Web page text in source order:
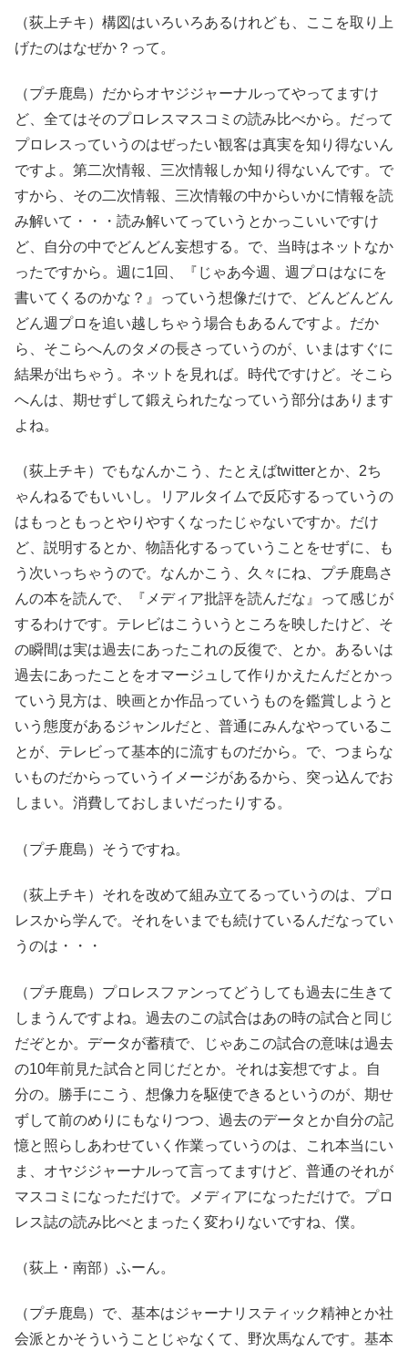
（荻上チキ）構図はいろいろあるけれども、ここを取り上
げたのはなぜか？って。
（プチ鹿島）だからオヤジジャーナルってやってますけ
ど、全てはそのプロレスマスコミの読み比べから。だって
プロレスっていうのはぜったい観客は真実を知り得ないん
ですよ。第二次情報、三次情報しか知り得ないんです。で
すから、その二次情報、三次情報の中からいかに情報を読
み解いて・・・読み解いてっていうとかっこいいですけ
ど、自分の中でどんどん妄想する。で、当時はネットなか
ったですから。週に1回、『じゃあ今週、週プロはなにを
書いてくるのかな？』っていう想像だけで、どんどんどん
どん週プロを追い越しちゃう場合もあるんですよ。だか
ら、そこらへんのタメの長さっていうのが、いまはすぐに
結果が出ちゃう。ネットを見れば。時代ですけど。そこら
へんは、期せずして鍛えられたなっていう部分はあります
よね。
（荻上チキ）でもなんかこう、たとえばtwitterとか、2ち
ゃんねるでもいいし。リアルタイムで反応するっていうの
はもっともっとやりやすくなったじゃないですか。だけ
ど、説明するとか、物語化するっていうことをせずに、も
う次いっちゃうので。なんかこう、久々にね、プチ鹿島さ
んの本を読んで、『メディア批評を読んだな』って感じが
するわけです。テレビはこういうところを映したけど、そ
の瞬間は実は過去にあったこれの反復で、とか。あるいは
過去にあったことをオマージュして作りかえたんだとかっ
ていう見方は、映画とか作品っていうものを鑑賞しようと
いう態度があるジャンルだと、普通にみんなやっているこ
とが、テレビって基本的に流すものだから。で、つまらな
いものだからっていうイメージがあるから、突っ込んでお
しまい。消費しておしまいだったりする。
（プチ鹿島）そうですね。
（荻上チキ）それを改めて組み立てるっていうのは、プロ
レスから学んで。それをいまでも続けているんだなってい
うのは・・・
（プチ鹿島）プロレスファンってどうしても過去に生きて
しまうんですよね。過去のこの試合はあの時の試合と同じ
だぞとか。データが蓄積で、じゃあこの試合の意味は過去
の10年前見た試合と同じだとか。それは妄想ですよ。自
分の。勝手にこう、想像力を駆使できるというのが、期せ
ずして前のめりにもなりつつ、過去のデータとか自分の記
憶と照らしあわせていく作業っていうのは、これ本当にい
ま、オヤジジャーナルって言ってますけど、普通のそれが
マスコミになっただけで。メディアになっただけで。プロ
レス誌の読み比べとまったく変わりないですね、僕。
（荻上・南部）ふーん。
（プチ鹿島）で、基本はジャーナリスティック精神とか社
会派とかそういうことじゃなくて、野次馬なんです。基本